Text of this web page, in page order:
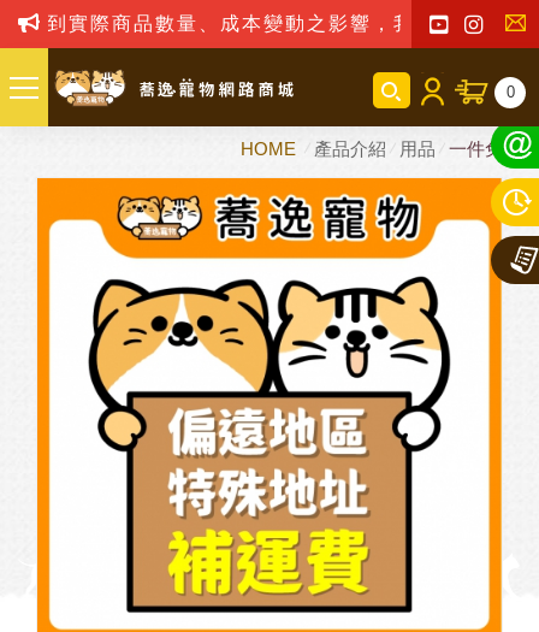
到實際商品數量、成本變動之影響，我司保留訂單接
聯
我
們
0
HOME 產品介紹 用品 一件免運